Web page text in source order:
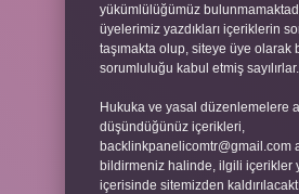
yükümlülüğümüz
üyelerimiz yazdıkları içeriklerin
taşımakta olup, siteye üye olarak
sorumluluğu kabul etmiş sayılırlar.
Hukuka ve yasal düzenlemelere
düşündüğünüz içerikleri,
backlinkpanelicomtr@gmail.com
bildirmeniz halinde, ilgili içerikler
içerisinde sitemizden